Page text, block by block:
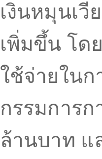
เงินหมุนเวี
เพิ่มขึ้น โด
ใช้จ่ายใน
กรรมการก
ล้านบาท แ